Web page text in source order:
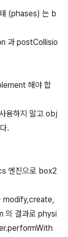
(phases) 는 b
과 postCollisio
해야 합
용하지 말고 obj
.
엔진으로 box2
modify,create,
의 결과로 physi